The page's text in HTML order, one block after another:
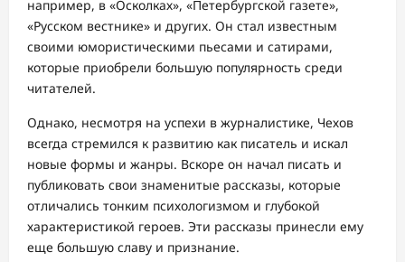
например, в «Осколках», «Петербургской газете»,
«Русском вестнике» и других. Он стал известным
своими юмористическими пьесами и сатирами,
которые приобрели большую популярность среди
читателей.
Однако, несмотря на успехи в журналистике, Чехов
всегда стремился к развитию как писатель и искал
новые формы и жанры. Вскоре он начал писать и
публиковать свои знаменитые рассказы, которые
отличались тонким психологизмом и глубокой
характеристикой героев. Эти рассказы принесли ему
еще большую славу и признание.